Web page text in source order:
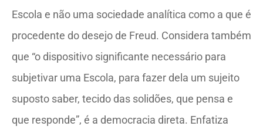
Escola e não uma sociedade analítica como a que é
procedente do desejo de Freud. Considera também
que “o dispositivo significante necessário para
subjetivar uma Escola, para fazer dela um sujeito
suposto saber, tecido das solidões, que pensa e
que responde”, é a democracia direta. Enfatiza